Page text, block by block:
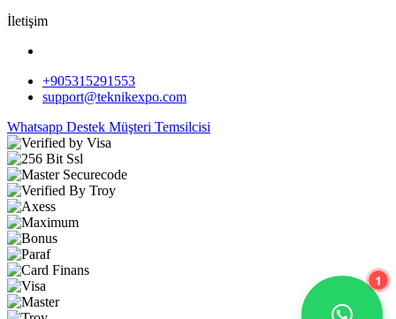
1
İletişim
+905315291553
support@teknikexpo.com
Whatsapp Destek Müşteri Temsilcisi